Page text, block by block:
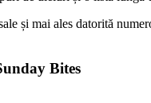
și mai ales datorită
Bites